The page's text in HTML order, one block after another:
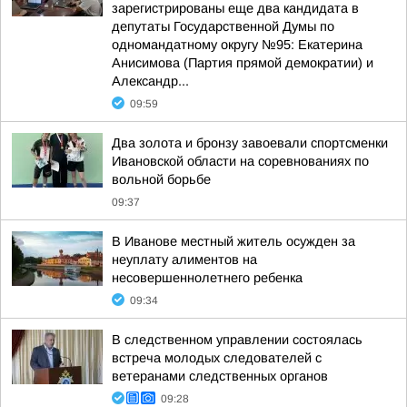
зарегистрированы еще два кандидата в
депутаты Государственной Думы по
одномандатному округу №95: Екатерина
Анисимова (Партия прямой демократии) и
Александр...
09:59
Два золота и бронзу завоевали спортсменки
Ивановской области на соревнованиях по
вольной борьбе
09:37
В Иванове местный житель осужден за
неуплату алиментов на
несовершеннолетнего ребенка
09:34
В следственном управлении состоялась
встреча молодых следователей с
ветеранами следственных органов
09:28